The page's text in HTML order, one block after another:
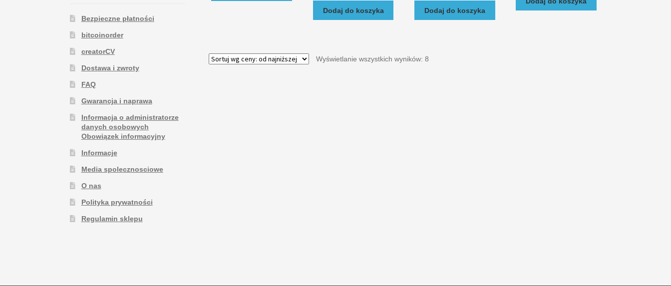
Dodaj do koszyka Dodaj do koszyka
Wyświetlanie wszystkich wyników: 8
Bezpieczne płatności
bitcoinorder
creatorCV
Dostawa i zwroty
FAQ
Gwarancja i naprawa
Informacja o administratorze
danych osobowych
Obowiązek informacyjny
Informacje
Media spolecznosciowe
O nas
Polityka prywatności
Regulamin sklepu